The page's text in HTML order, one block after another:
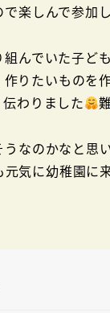
楽しんで参加
組んでいた子
作りたいもの
わりました
なのかなと思
元気に幼稚園に